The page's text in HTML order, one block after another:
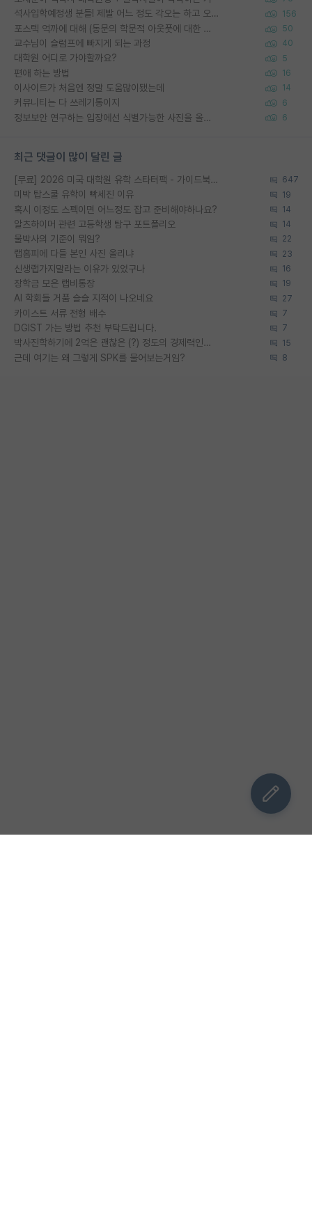
석사입학예정생 분들! 제발 어느 정도 각오는 하고 오세요. 156
포스텍 억까에 대해 (동문의 학문적 아웃풋에 대한 반박) 50
교수님이 슬럼프에 빠지게 되는 과정 40
대학원 어디로 가야할까요? 5
편애 하는 방법 16
이사이트가 처음엔 정말 도움많이됐는데 14
커뮤니티는 다 쓰레기통이지 6
정보보안 연구하는 입장에선 식별가능한 사진을 올리는건 비추이긴함 6
최근 댓글이 많이 달린 글
[무료] 2026 미국 대학원 유학 스타터팩 - 가이드북 & 합격자 컨택메일 템플릿 647
미박 탑스쿨 유학이 빡세진 이유 19
혹시 이정도 스펙이면 어느정도 잡고 준비해야하나요? 14
알츠하이머 관련 고등학생 탐구 포트폴리오 14
물박사의 기준이 뭐임? 22
랩홈피에 다들 본인 사진 올리냐 23
신생랩가지말라는 이유가 있었구나 16
장학금 모은 랩비통장 19
AI 학회들 거품 슬슬 지적이 나오네요 27
카이스트 서류 전형 배수 7
DGIST 가는 방법 추천 부탁드립니다. 7
박사진학하기에 2억은 괜찮은 (?) 정도의 경제력인가요 15
근데 여기는 왜 그렇게 SPK를 물어보는거임? 8